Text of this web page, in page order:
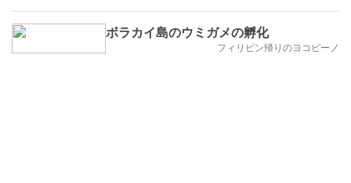
ボラカイ島のウミガメの孵化
フィリピン帰りのヨコピーノ